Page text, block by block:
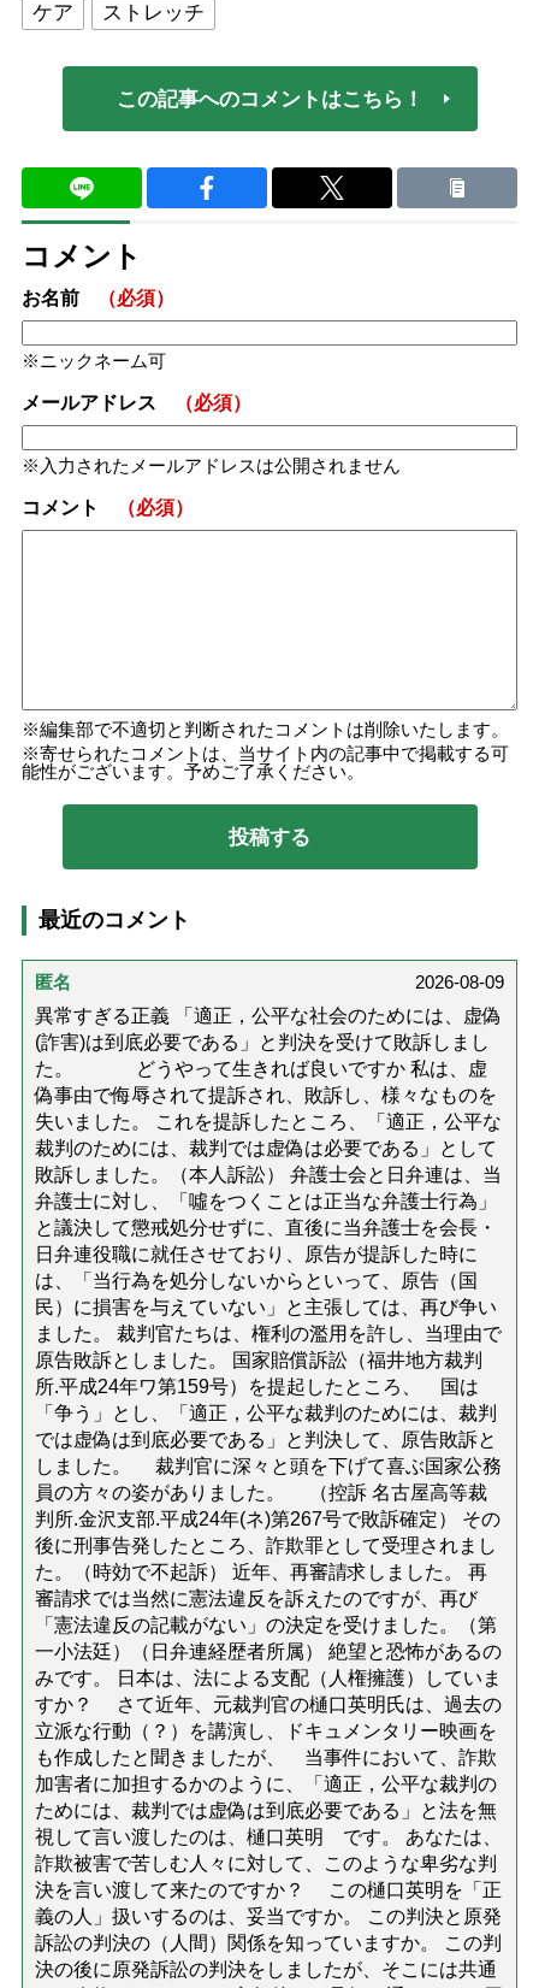
ケア
ストレッチ
この記事へのコメントはこちら！
コメント
お名前 （必須）
ニックネーム可
メールアドレス （必須）
入力されたメールアドレスは公開されません
コメント （必須）
編集部で不適切と判断されたコメントは削除いたします。
寄せられたコメントは、当サイト内の記事中で掲載する可
能性がございます。予めご了承ください。
最近のコメント
匿名
2026-08-09
異常すぎる正義 「適正，公平な社会のためには、虚偽
(詐害)は到底必要である」と判決を受けて敗訴しまし
た。 どうやって生きれば良いですか 私は、虚
偽事由で侮辱されて提訴され、敗訴し、様々なものを
失いました。 これを提訴したところ、「適正，公平な
裁判のためには、裁判では虚偽は必要である」として
敗訴しました。（本人訴訟） 弁護士会と日弁連は、当
弁護士に対し、「噓をつくことは正当な弁護士行為」
と議決して懲戒処分せずに、直後に当弁護士を会長・
日弁連役職に就任させており、原告が提訴した時に
は、「当行為を処分しないからといって、原告（国
民）に損害を与えていない」と主張しては、再び争い
ました。 裁判官たちは、権利の濫用を許し、当理由で
原告敗訴としました。 国家賠償訴訟（福井地方裁判
所.平成24年ワ第159号）を提起したところ、 国は
「争う」とし、「適正，公平な裁判のためには、裁判
では虚偽は到底必要である」と判決して、原告敗訴と
しました。 裁判官に深々と頭を下げて喜ぶ国家公務
員の方々の姿がありました。 （控訴 名古屋高等裁
判所.金沢支部.平成24年(ネ)第267号で敗訴確定） その
後に刑事告発したところ、詐欺罪として受理されまし
た。（時効で不起訴） 近年、再審請求しました。 再
審請求では当然に憲法違反を訴えたのですが、再び
「憲法違反の記載がない」の決定を受けました。（第
一小法廷）（日弁連経歴者所属） 絶望と恐怖があるの
みです。 日本は、法による支配（人権擁護）していま
すか？ さて近年、元裁判官の樋口英明氏は、過去の
立派な行動（？）を講演し、ドキュメンタリー映画を
も作成したと聞きましたが、 当事件において、詐欺
加害者に加担するかのように、「適正，公平な裁判の
ためには、裁判では虚偽は到底必要である」と法を無
視して言い渡したのは、樋口英明 です。 あなたは、
詐欺被害で苦しむ人々に対して、このような卑劣な判
決を言い渡して来たのですか？ この樋口英明を「正
義の人」扱いするのは、妥当ですか。 この判決と原発
訴訟の判決の（人間）関係を知っていますか。 この判
決の後に原発訴訟の判決をしましたが、そこには共通